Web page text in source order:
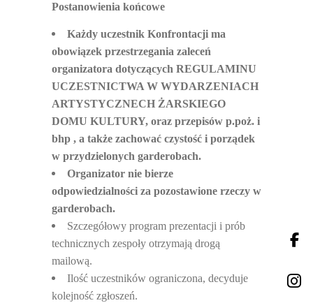
Postanowienia końcowe
Każdy uczestnik Konfrontacji ma
obowiązek przestrzegania zaleceń
organizatora dotyczących REGULAMINU
UCZESTNICTWA W WYDARZENIACH
ARTYSTYCZNECH ŻARSKIEGO
DOMU KULTURY, oraz przepisów p.poż. i
bhp , a także zachować czystość i porządek
w przydzielonych garderobach.
Organizator nie bierze
odpowiedzialności za pozostawione rzeczy w
garderobach.
Szczegółowy program prezentacji i prób
technicznych zespoły otrzymają drogą
mailową.
Ilość uczestników ograniczona, decyduje
kolejność zgłoszeń.